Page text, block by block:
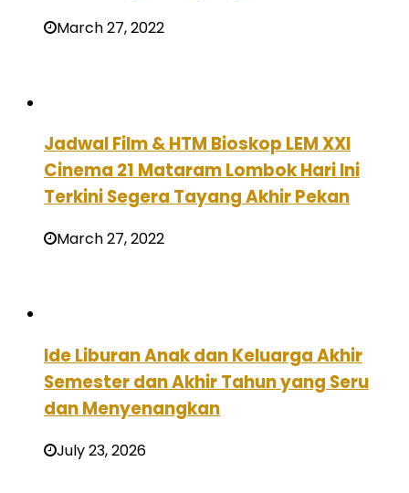
March 27, 2022
Jadwal Film & HTM Bioskop LEM XXI
Cinema 21 Mataram Lombok Hari Ini
Terkini Segera Tayang Akhir Pekan
March 27, 2022
Ide Liburan Anak dan Keluarga Akhir
Semester dan Akhir Tahun yang Seru
dan Menyenangkan
July 23, 2026